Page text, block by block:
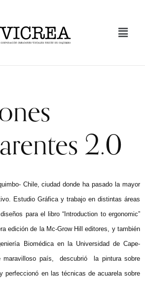
2.0
Chile, ciudad donde ha pasado la mayor
Estudio Gráfica y trabajo en distintas áreas
para el libro “Introduction to ergonomic”
edición de la Mc-Grow Hill editores, y también
Biomédica en la Universidad de Cape-
maravilloso país,
descubrió
la pintura sobre
perfeccionó en las técnicas de acuarela sobre